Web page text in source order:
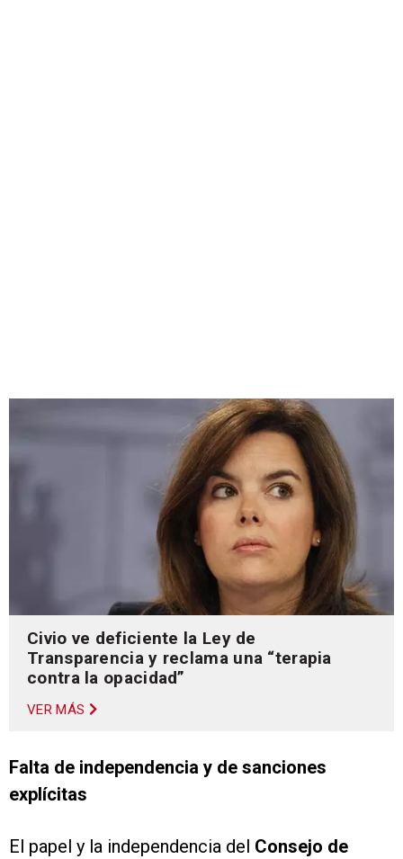
Civio ve deficiente la Ley de
Transparencia y reclama una “terapia
contra la opacidad”
VER MÁS
Falta de independencia y de sanciones
explícitas
El papel y la independencia del Consejo de